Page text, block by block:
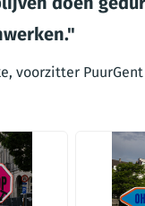
voorzitter